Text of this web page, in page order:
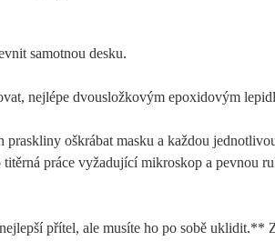
samotnou desku.
nejlépe dvousložkovým epoxidovým
oškrábat masku a každou
práce vyžadující mikroskop a pevnou
přítel, ale musíte ho po sobě uklidit.**